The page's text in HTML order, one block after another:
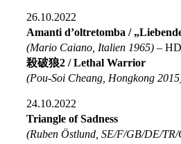
26.10.2022
Amanti d’oltretomba /
(Mario Caiano, Italien 1965) –
殺破狼2 / Lethal Warrior
(Pou-Soi Cheang, Hongkong
24.10.2022
Triangle of Sadness
(Ruben Östlund, SE/F/GB/DE/TR/